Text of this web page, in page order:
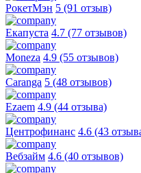
РокетМэн 5 (91 отзыв)
Екапуста 4.7 (77 отзывов)
Moneza 4.9 (55 отзывов)
Caranga 5 (48 отзывов)
Ezaem 4.9 (44 отзыва)
Центрофинанс 4.6 (43
Вебзайм 4.6 (40 отзывов)